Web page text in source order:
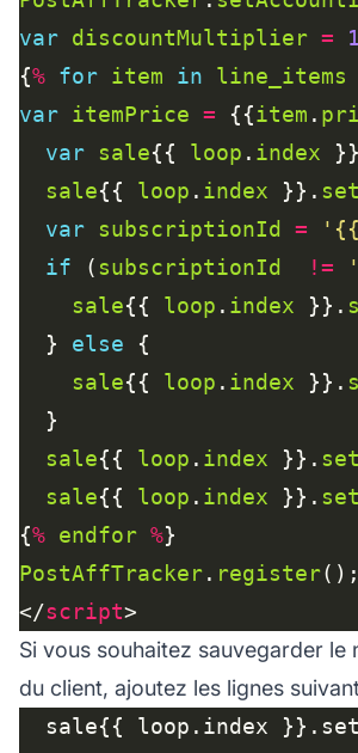
var discountMultiplier = 1
{% for item in line_items
var itemPrice = {{item .
var sale{{ loop . index
sale{{ loop . index }}.
var subscriptionId =
if (subscriptionId !=
sale{{ loop . index }}.
  }
else
sale{{ loop . index }}.
sale{{ loop . index }}.
sale{{ loop . index }}.
{% endfor %
PostAffTracker. register
</script
Si vous souhaitez sauvegarder le
du client, ajoutez les lignes